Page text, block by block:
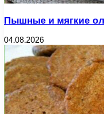
Пышные и мягкие
04.08.2026